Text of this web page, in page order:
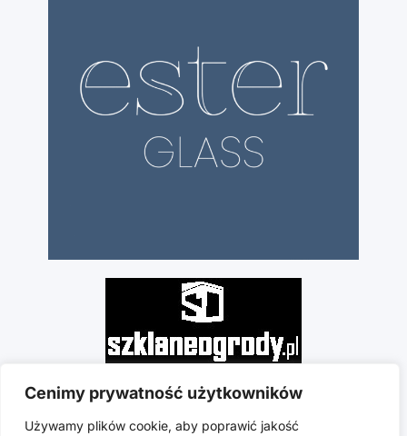
Cenimy prywatność użytkowników
Używamy plików cookie, aby poprawić jakość